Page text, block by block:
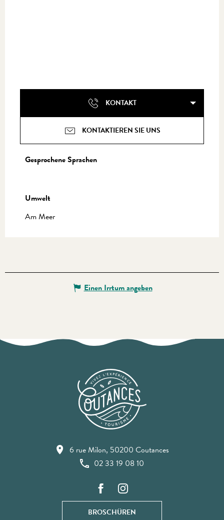
KONTAKT
KONTAKTIEREN SIE UNS
Gesprochene Sprachen
Gesprochene Sprachen
Umwelt
Umwelt
Am Meer
Einen Irrtum angeben
6 rue Milon, 50200 Coutances
02 33 19 08 10
BROSCHÜREN